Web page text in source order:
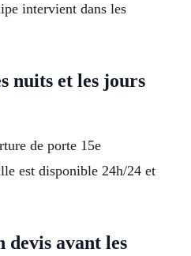
intervient dans les
nuits et les jours
de porte 15e
est disponible 24h/24 et
devis avant les